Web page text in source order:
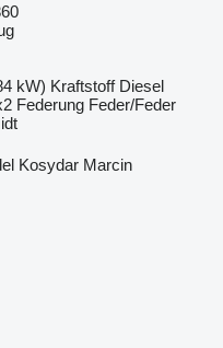
kW) Kraftstoff Diesel
Federung Feder/Feder
Kosydar Marcin